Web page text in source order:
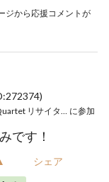
ジから応援コメントが
に参加
です！
シェア